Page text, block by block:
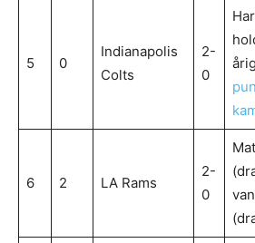
5 0
Indianapolis
Colts
2-
0
6 2 LA Rams
2-
0